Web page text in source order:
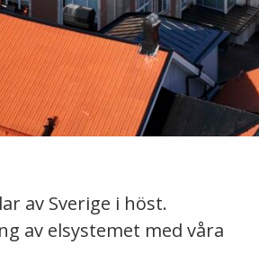
av Sverige i höst.
av elsystemet med våra